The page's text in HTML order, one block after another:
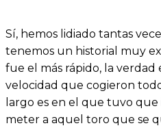
Sí, hemos lidiado tantas
tenemos un historial muy
fue el más rápido, la verdad
velocidad que cogieron
largo es en el que tuvo
meter a aquel toro que se